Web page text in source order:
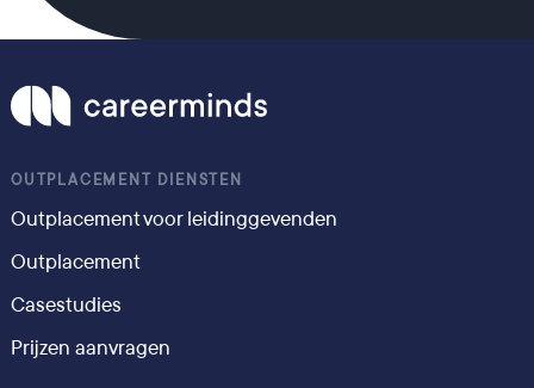
OUTPLACEMENT DIENSTEN
Outplacement voor leidinggevenden
Outplacement
Casestudies
Prijzen aanvragen